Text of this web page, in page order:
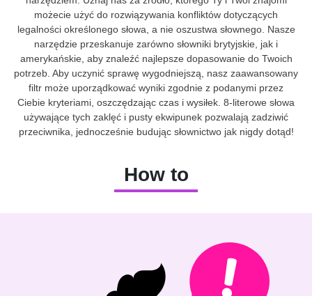
możecie użyć do rozwiązywania konfliktów dotyczących
legalności określonego słowa, a nie oszustwa słownego. Nasze
narzędzie przeskanuje zarówno słowniki brytyjskie, jak i
amerykańskie, aby znaleźć najlepsze dopasowanie do Twoich
potrzeb. Aby uczynić sprawę wygodniejszą, nasz zaawansowany
filtr może uporządkować wyniki zgodnie z podanymi przez
Ciebie kryteriami, oszczędzając czas i wysiłek. 8-literowe słowa
używające tych zaklęć i pusty ekwipunek pozwalają zadziwić
przeciwnika, jednocześnie budując słownictwo jak nigdy dotąd!
How to